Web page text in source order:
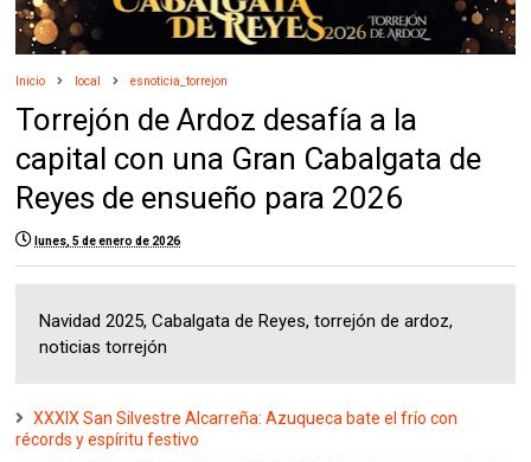
Inicio local esnoticia_torrejon
Torrejón de Ardoz desafía a la
capital con una Gran Cabalgata de
Reyes de ensueño para 2026
lunes, 5 de enero de 2026
Navidad 2025, Cabalgata de Reyes, torrejón de ardoz,
noticias torrejón
XXXIX San Silvestre Alcarreña: Azuqueca bate el frío con
récords y espíritu festivo